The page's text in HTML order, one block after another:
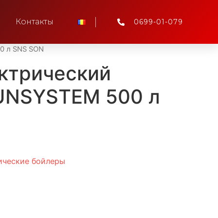
Контакты 0699-01-079
л SNS SON
500 л
бойлеры